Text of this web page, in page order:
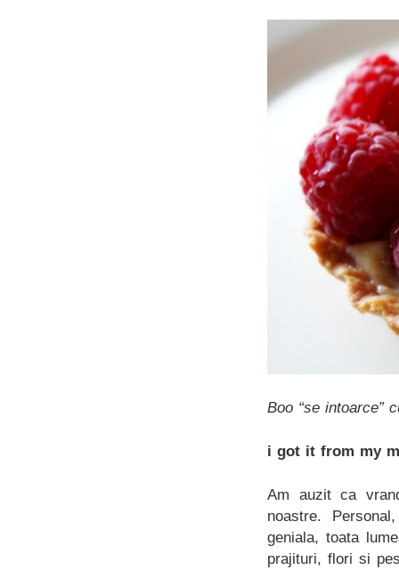
Boo “se intoarce”
i got it from my
Am auzit ca
noastre.
geniala, toata
prajituri, flori si